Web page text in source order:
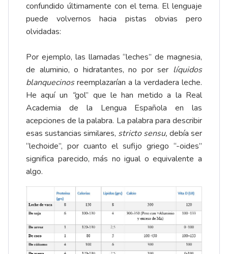
confundido últimamente con el tema. El lenguaje
puede volvernos hacia pistas obvias pero
olvidadas:
Por ejemplo, las llamadas “leches” de magnesia,
de aluminio, o hidratantes, no por ser líquidos
blanquecinosreemplazarían a la verdadera leche.
He aquí un “gol” que le han metido a la Real
Academia de la Lengua Española en las
acepciones de la palabra. La palabra para describir
esas sustancias similares, stricto sensu, debía ser
“lechoide”, por cuanto el sufijo griego “-oides”
significa parecido, más no igual o equivalente a
algo.